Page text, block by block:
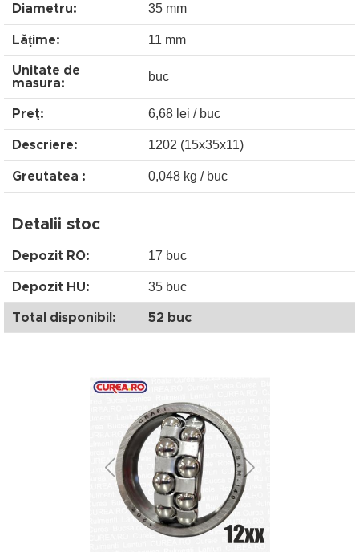
Diametru: 35 mm
Lățime: 11 mm
Unitate de
masura:
buc
Preţ: 6,68 lei / buc
Descriere: 1202 (15x35x11)
Greutatea : 0,048 kg / buc
Detalii stoc
Depozit RO: 17 buc
Depozit HU: 35 buc
Total disponibil: 52 buc